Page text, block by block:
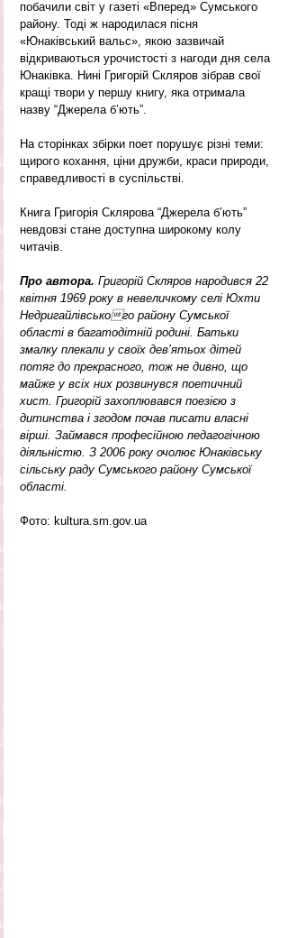
побачили світ у газеті «Вперед» Сумського
району. Тоді ж народилася пісня
«Юнаківський вальс», якою зазвичай
відкриваються урочистості з нагоди дня села
Юнаківка. Нині Григорій Скляров зібрав свої
кращі твори у першу книгу, яка отримала
назву “Джерела б’ють”.
На сторінках збірки поет порушує різні теми:
щирого кохання, ціни дружби, краси природи,
справедливості в суспільстві.
Книга Григорія Склярова “Джерела б’ють”
невдовзі стане доступна широкому колу
читачів.
Про автора. Григорій Скляров народився 22
квітня 1969 року в невеличкому селі Юхти
Недригайлівського району Сумської
області в багатодітній родині. Батьки
змалку плекали у своїх дев’ятьох дітей
потяг до прекрасного, тож не дивно, що
майже у всіх них розвинувся поетичний
хист. Григорій захоплювався поезією з
дитинства і згодом почав писати власні
вірші. Займався професійною педагогічною
діяльністю. З 2006 року очолює Юнаківську
сільську раду Сумського району Сумської
області.
Фото: kultura.sm.gov.ua